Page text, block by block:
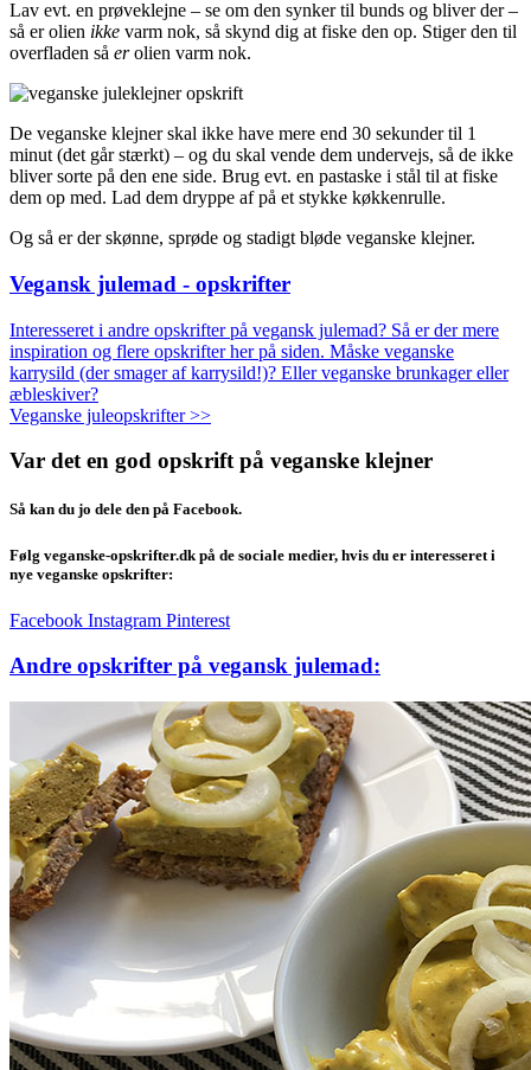
Lav evt. en prøveklejne – se om den synker til bunds og bliver der –
så er olien ikke varm nok, så skynd dig at fiske den op. Stiger den til
overfladen så erolien varm nok.
De veganske klejner skal ikke have mere end 30 sekunder til 1
minut (det går stærkt) – og du skal vende dem undervejs, så de ikke
bliver sorte på den ene side. Brug evt. en pastaske i stål til at fiske
dem op med. Lad dem dryppe af på et stykke køkkenrulle.
Og så er der skønne, sprøde og stadigt bløde veganske klejner.
Vegansk julemad - opskrifter
Interesseret i andre opskrifter på vegansk julemad? Så er der mere
inspiration og flere opskrifter her på siden. Måske veganske
karrysild (der smager af karrysild!)? Eller veganske brunkager eller
æbleskiver?
Veganske juleopskrifter >>
Var det en god opskrift på veganske klejner
Så kan du jo dele den på Facebook.
Følg veganske-opskrifter.dk på de sociale medier, hvis du er interesseret i
nye veganske opskrifter:
Facebook Instagram Pinterest
Andre opskrifter på vegansk julemad: